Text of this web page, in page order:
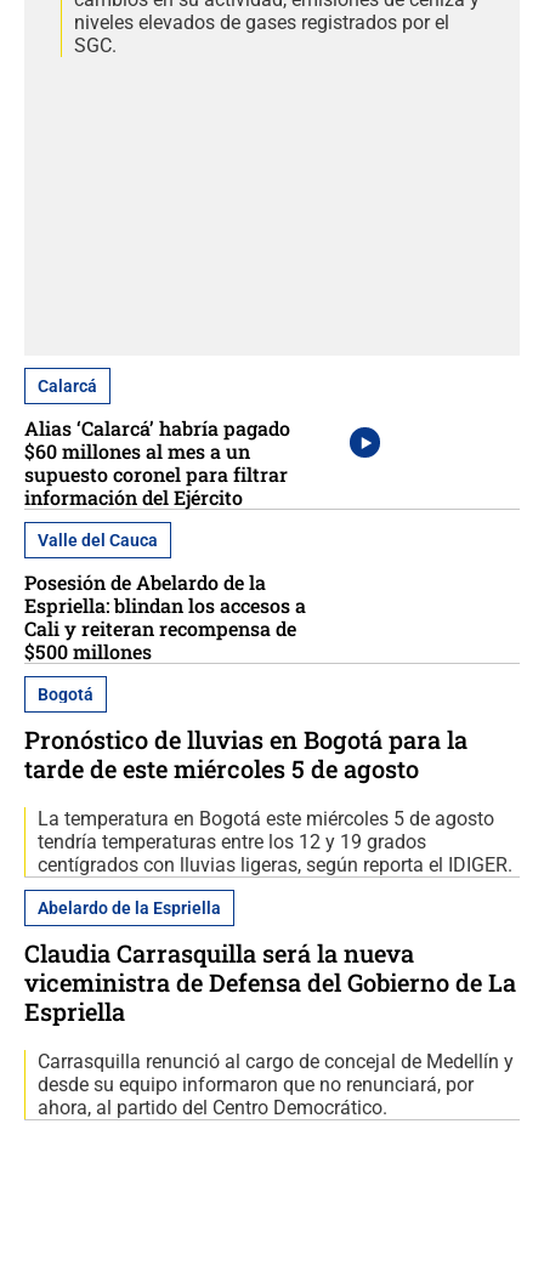
niveles elevados de gases registrados por el
SGC.
Calarcá
Alias ‘Calarcá’ habría pagado
$60 millones al mes a un
supuesto coronel para filtrar
información del Ejército
Valle del Cauca
Posesión de Abelardo de la
Espriella: blindan los accesos a
Cali y reiteran recompensa de
$500 millones
Bogotá
Pronóstico de lluvias en Bogotá para la
tarde de este miércoles 5 de agosto
La temperatura en Bogotá este miércoles 5 de agosto
tendría temperaturas entre los 12 y 19 grados
centígrados con lluvias ligeras, según reporta el IDIGER.
Abelardo de la Espriella
Claudia Carrasquilla será la nueva
viceministra de Defensa del Gobierno de La
Espriella
Carrasquilla renunció al cargo de concejal de Medellín y
desde su equipo informaron que no renunciará, por
ahora, al partido del Centro Democrático.